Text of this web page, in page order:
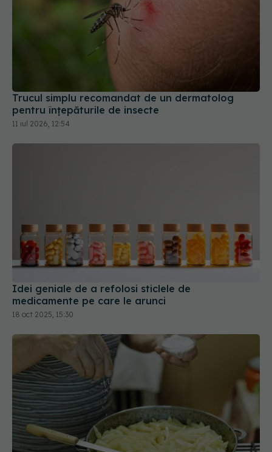
Trucul simplu recomandat de un dermatolog
pentru înțepăturile de insecte
11 iul 2026, 12:54
Idei geniale de a refolosi sticlele de
medicamente pe care le arunci
18 oct 2025, 15:30